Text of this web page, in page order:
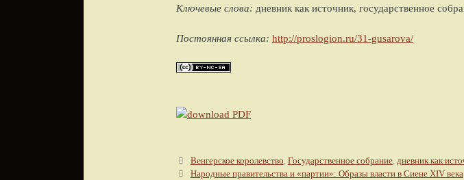
Ключевые слова: дневник как источник, государственное
Постоянная ссылка: http://proslogion.ru/31-gusarova/
Метки
Венгерское королевство, Государственное собрание, дневник как
Навигация по записям
Народные правительства и «партии»: Образы власти в Сиене XIV века